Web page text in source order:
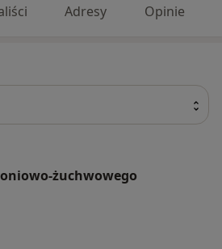
Adresy Opinie
żuchwowego
stawu skroniowo-